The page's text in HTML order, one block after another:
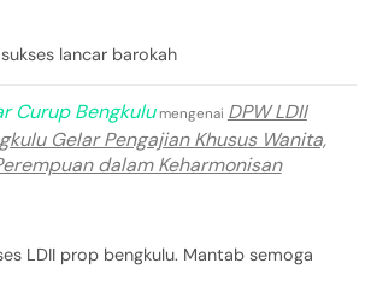
lancar barokah
Curup Bengkulumengenai DPW LDII
Gelar Pengajian Khusus Wanita,
dalam Keharmonisan
LDII prop bengkulu. Mantab semoga